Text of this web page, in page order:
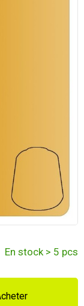
En stock > 5 pcs